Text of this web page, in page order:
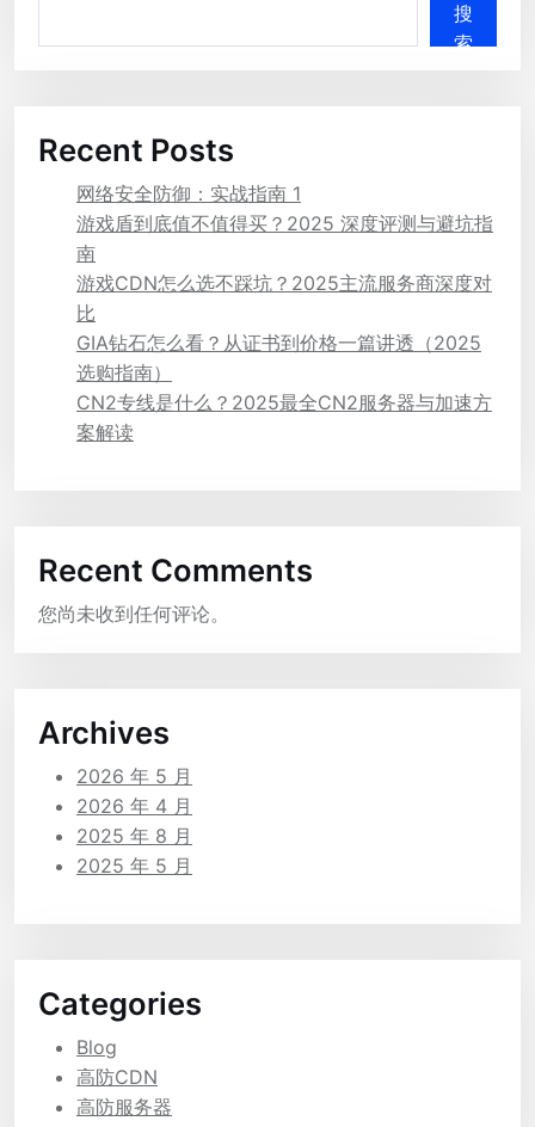
搜
索
Recent Posts
网络安全防御：实战指南 1
游戏盾到底值不值得买？2025 深度评测与避坑指
南
游戏CDN怎么选不踩坑？2025主流服务商深度对
比
GIA钻石怎么看？从证书到价格一篇讲透（2025
选购指南）
CN2专线是什么？2025最全CN2服务器与加速方
案解读
Recent Comments
您尚未收到任何评论。
Archives
2026 年 5 月
2026 年 4 月
2025 年 8 月
2025 年 5 月
Categories
Blog
高防CDN
高防服务器